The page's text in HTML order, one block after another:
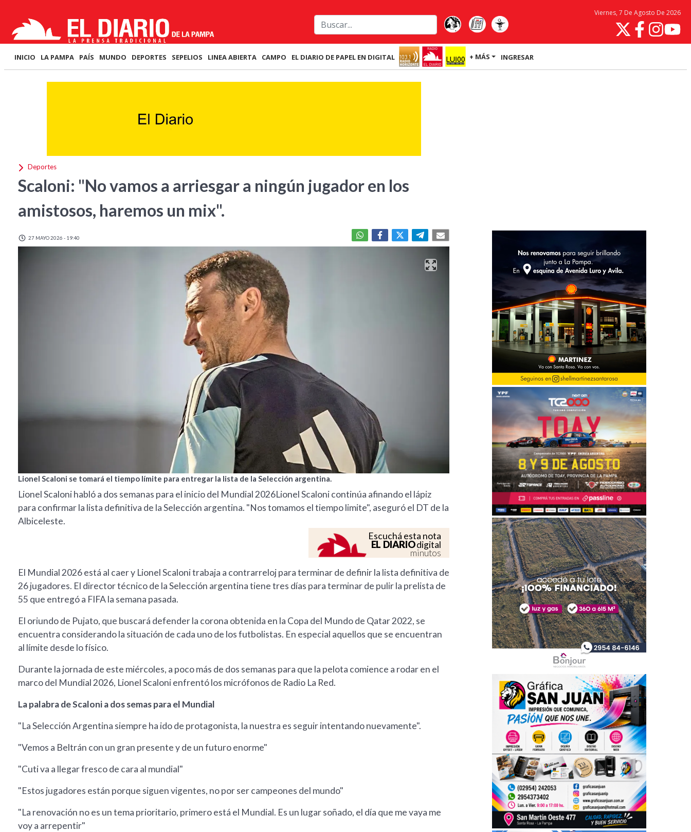
Viernes, 7 De Agosto De 2026
INICIO LA PAMPA PAÍS MUNDO DEPORTES SEPELIOS LINEA ABIERTA CAMPO EL DIARIO DE PAPEL EN DIGITAL + MÁS INGRESAR
Deportes
Scaloni: "No vamos a arriesgar a ningún jugador en los
amistosos, haremos un mix".
27 MAYO 2026 - 19:40
Lionel Scaloni se tomará el tiempo límite para entregar la lista de la Selección argentina.
Lionel Scaloni habló a dos semanas para el inicio del Mundial 2026Lionel Scaloni continúa afinando el lápiz
para confirmar la lista definitiva de la Selección argentina. "Nos tomamos el tiempo limite", aseguró el DT de la
Albiceleste.
Escuchá esta nota
EL DIARIOdigital
minutos
El Mundial 2026 está al caer y Lionel Scaloni trabaja a contrarreloj para terminar de definir la lista definitiva de
26 jugadores. El director técnico de la Selección argentina tiene tres días para terminar de pulir la prelista de
55 que entregó a FIFA la semana pasada.
El oriundo de Pujato, que buscará defender la corona obtenida en la Copa del Mundo de Qatar 2022, se
encuentra considerando la situación de cada uno de los futbolistas. En especial aquellos que se encuentran
al límite desde lo físico.
Durante la jornada de este miércoles, a poco más de dos semanas para que la pelota comience a rodar en el
marco del Mundial 2026, Lionel Scaloni enfrentó los micrófonos de Radio La Red.
La palabra de Scaloni a dos semas para el Mundial
"La Selección Argentina siempre ha ido de protagonista, la nuestra es seguir intentando nuevamente".
"Vemos a Beltrán con un gran presente y de un futuro enorme"
"Cuti va a llegar fresco de cara al mundial"
"Estos jugadores están porque siguen vigentes, no por ser campeones del mundo"
"La renovación no es un tema prioritario, primero está el Mundial. Es un lugar soñado, el día que me vaya me
voy a arrepentir"